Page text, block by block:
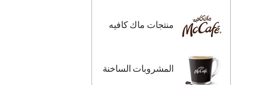
منتجات ماك كافيه
المشروبات الساخنة